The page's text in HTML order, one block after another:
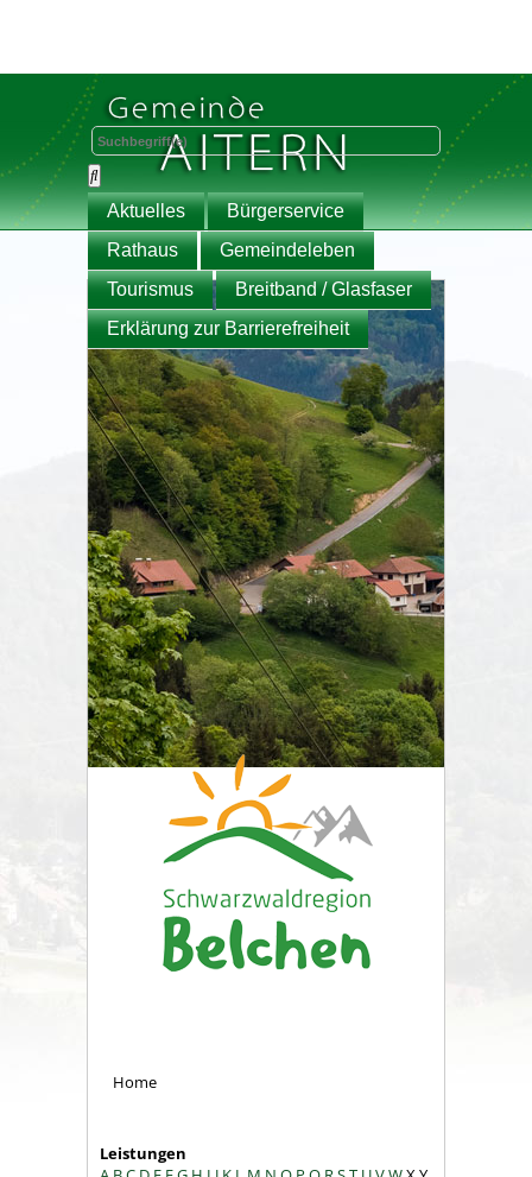
Aktuelles
Bürgerservice
Rathaus
Gemeindeleben
Tourismus
Breitband / Glasfaser
Erklärung zur Barrierefreiheit
Home
Leistungen